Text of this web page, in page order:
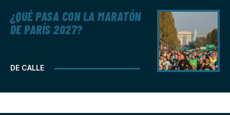
DE CALLE
¿QUÉ PASA CON LA MARATÓN
DE PARÍS 2027?